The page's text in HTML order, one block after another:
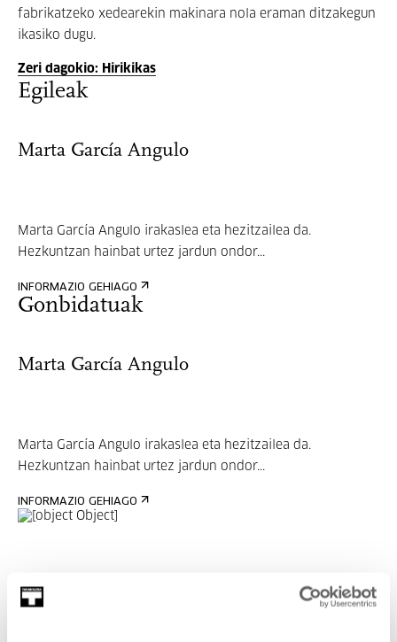
fabrikatzeko xedearekin makinara nola eraman ditzakegun
ikasiko dugu.
Zeri dagokio: Hirikikas
Egileak
Marta García Angulo
Marta García Angulo irakaslea eta hezitzailea da.
Hezkuntzan hainbat urtez jardun ondor...
INFORMAZIO GEHIAGO
Gonbidatuak
Marta García Angulo
Marta García Angulo irakaslea eta hezitzailea da.
Hezkuntzan hainbat urtez jardun ondor...
INFORMAZIO GEHIAGO
Zeri dagokio: Programa: